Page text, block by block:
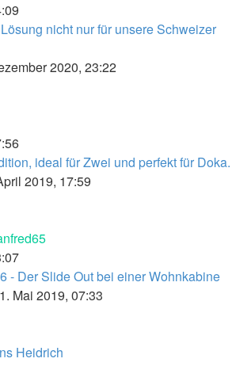
nicht nur für unsere Schweizer
2020, 23:22
ideal für Zwei und perfekt für Doka.
2019, 17:59
- Der Slide Out bei einer Wohnkabine
Mai 2019, 07:33
Heidrich